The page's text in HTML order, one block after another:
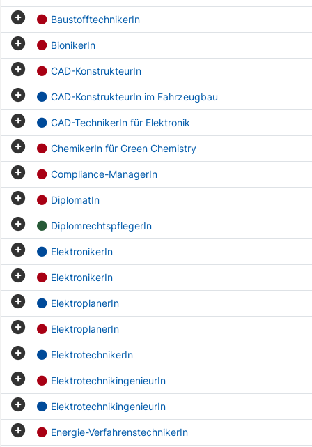
BaustofftechnikerIn
BionikerIn
CAD-KonstrukteurIn
CAD-KonstrukteurIn im Fahrzeugbau
CAD-TechnikerIn für Elektronik
ChemikerIn für Green Chemistry
Compliance-ManagerIn
DiplomatIn
DiplomrechtspflegerIn
ElektronikerIn
ElektronikerIn
ElektroplanerIn
ElektroplanerIn
ElektrotechnikerIn
ElektrotechnikingenieurIn
ElektrotechnikingenieurIn
Energie-VerfahrenstechnikerIn